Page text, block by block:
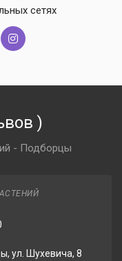
сетях
)
- Подборцы
ул. Шухевича, 8